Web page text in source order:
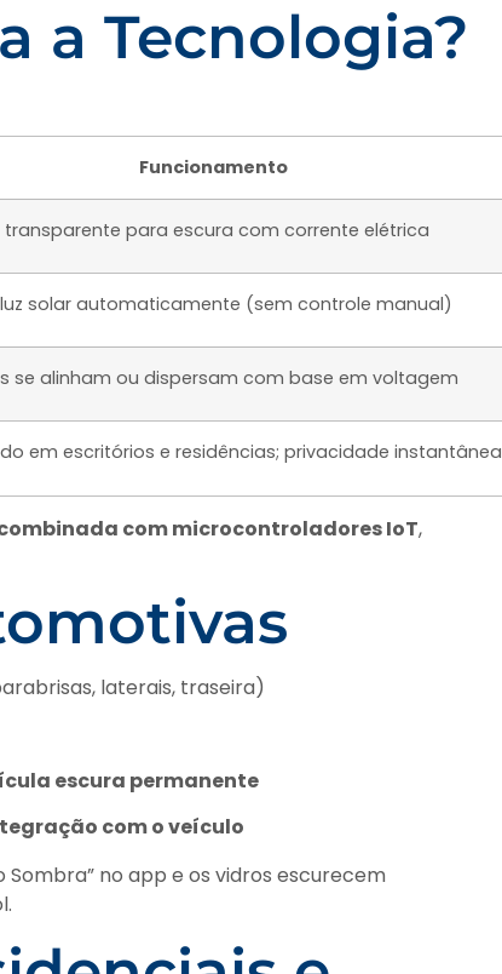
a Tecnologia?
Funcionamento
transparente para escura com corrente elétrica
solar automaticamente (sem controle manual)
se alinham ou dispersam com base em voltagem
em escritórios e residências; privacidade instantânea
com microcontroladores IoT,
laterais, traseira)
escura permanente
com o veículo
Sombra” no app e os vidros escurecem